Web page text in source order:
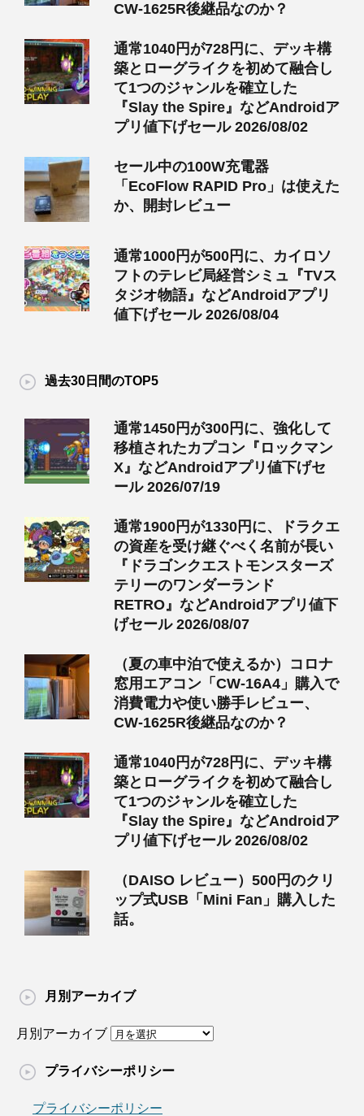
CW-1625R後継品なのか？
通常1040円が728円に、デッキ構
築とローグライクを初めて融合し
て1つのジャンルを確立した
『Slay the Spire』などAndroidア
プリ値下げセール 2026/08/02
セール中の100W充電器
「EcoFlow RAPID Pro」は使えた
か、開封レビュー
通常1000円が500円に、カイロソ
フトのテレビ局経営シミュ『TVス
タジオ物語』などAndroidアプリ
値下げセール 2026/08/04
過去30日間のTOP5
通常1450円が300円に、強化して
移植されたカプコン『ロックマン
X』などAndroidアプリ値下げセ
ール 2026/07/19
通常1900円が1330円に、ドラクエ
の資産を受け継ぐべく名前が長い
『ドラゴンクエストモンスターズ
テリーのワンダーランド
RETRO』などAndroidアプリ値下
げセール 2026/08/07
（夏の車中泊で使えるか）コロナ
窓用エアコン「CW-16A4」購入で
消費電力や使い勝手レビュー、
CW-1625R後継品なのか？
通常1040円が728円に、デッキ構
築とローグライクを初めて融合し
て1つのジャンルを確立した
『Slay the Spire』などAndroidア
プリ値下げセール 2026/08/02
（DAISO レビュー）500円のクリ
ップ式USB「Mini Fan」購入した
話。
月別アーカイブ
月別アーカイブ
プライバシーポリシー
プライバシーポリシー